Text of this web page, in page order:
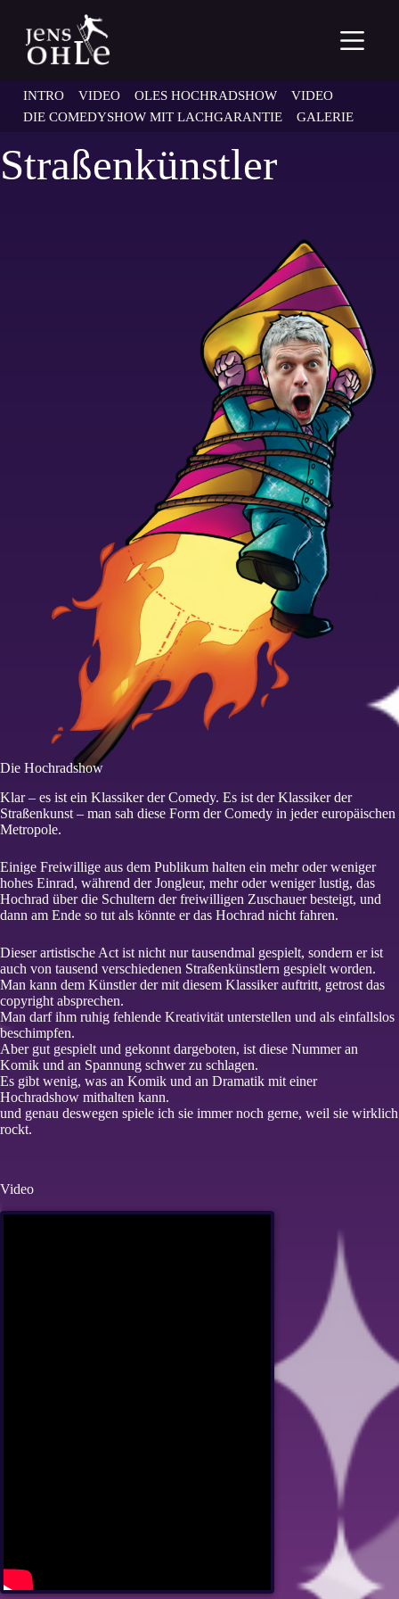
m
h
a
s
p
INTRO VIDEO OLES HOCHRADSHOW
VIDEO
DIE COMEDYSHOW MIT LACHGARANTIE
GALERIE
Straßenkünstler
Die Hochradshow
Klar – es ist ein Klassiker der Comedy. Es ist der Klassiker der
Straßenkunst – man sah diese Form der Comedy in jeder europäischen
Metropole.
Einige Freiwillige aus dem Publikum halten ein mehr oder weniger
hohes Einrad, während der Jongleur, mehr oder weniger lustig, das
Hochrad über die Schultern der freiwilligen Zuschauer besteigt, und
dann am Ende so tut als könnte er das Hochrad nicht fahren.
Dieser artistische Act ist nicht nur tausendmal gespielt, sondern er ist
auch von tausend verschiedenen Straßenkünstlern gespielt worden.
Man kann dem Künstler der mit diesem Klassiker auftritt, getrost das
copyright absprechen.
Man darf ihm ruhig fehlende Kreativität unterstellen und als einfallslos
beschimpfen.
Aber gut gespielt und gekonnt dargeboten, ist diese Nummer an
Komik und an Spannung schwer zu schlagen.
Es gibt wenig, was an Komik und an Dramatik mit einer
Hochradshow mithalten kann.
und genau deswegen spiele ich sie immer noch gerne, weil sie wirklich
rockt.
Video